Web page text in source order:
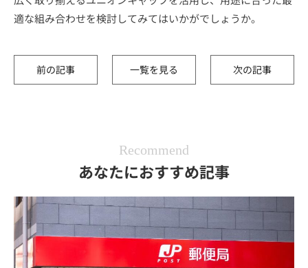
適な組み合わせを検討してみてはいかがでしょうか。
前の記事 一覧を見る 次の記事
Recommend
あなたにおすすめ記事